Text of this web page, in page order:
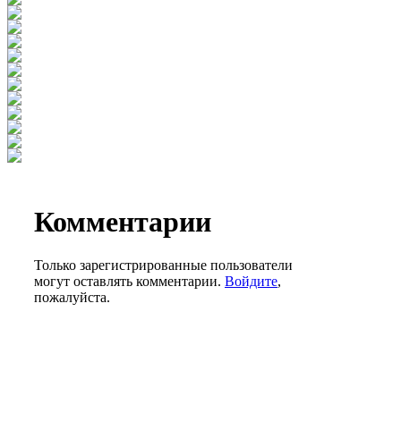
Комментарии
Только зарегистрированные пользователи
могут оставлять комментарии. Войдите,
пожалуйста.